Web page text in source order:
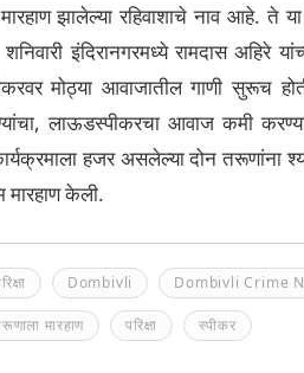
झालेल्या रहिवाशाचे नाव आहे. ते
इंदिरानगरमध्ये रामदास अहिरे
मोठ्या आवाजातील गाणी सुरूच
लाऊडस्पीकरचा आवाज कमी
हजर असलेल्या दोन तरूणांना
मारहाण केली.
Dombivli Dombivli Crime
मारहाण परिक्षा स्पीकर